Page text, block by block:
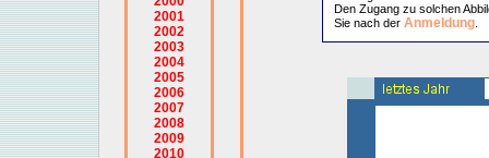
2001
2002
2003
2004
2005
2006
2007
2008
2009
2010
Den Zugang zu solchen
Sie nach der Anmeldung.